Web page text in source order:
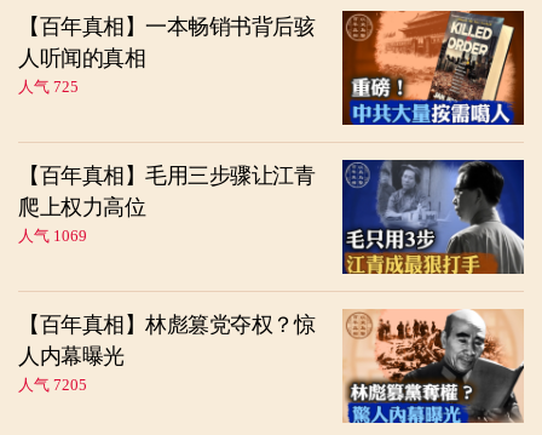
【百年真相】一本畅销书背后骇
人听闻的真相
人气 725
【百年真相】毛用三步骤让江青
爬上权力高位
人气 1069
【百年真相】林彪篡党夺权？惊
人内幕曝光
人气 7205